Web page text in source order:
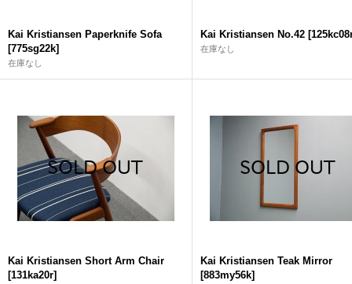
Kai Kristiansen Paperknife Sofa
[775sg22k]
在庫なし
Kai Kristiansen No.42 [
在庫なし
Kai Kristiansen Short Arm Chair
[131ka20r]
Kai Kristiansen Teak Mirror
[883my56k]